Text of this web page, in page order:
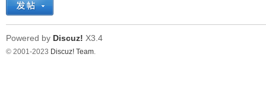
Powered by Discuz! X3.4
© 2001-2023 Discuz! Team.